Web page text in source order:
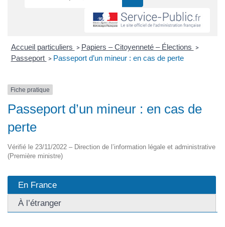
Accueil particuliers > Papiers – Citoyenneté – Élections >
Passeport > Passeport d’un mineur : en cas de perte
Fiche pratique
Passeport d’un mineur : en cas de
perte
Vérifié le 23/11/2022 – Direction de l’information légale et administrative
(Première ministre)
En France
À l’étranger